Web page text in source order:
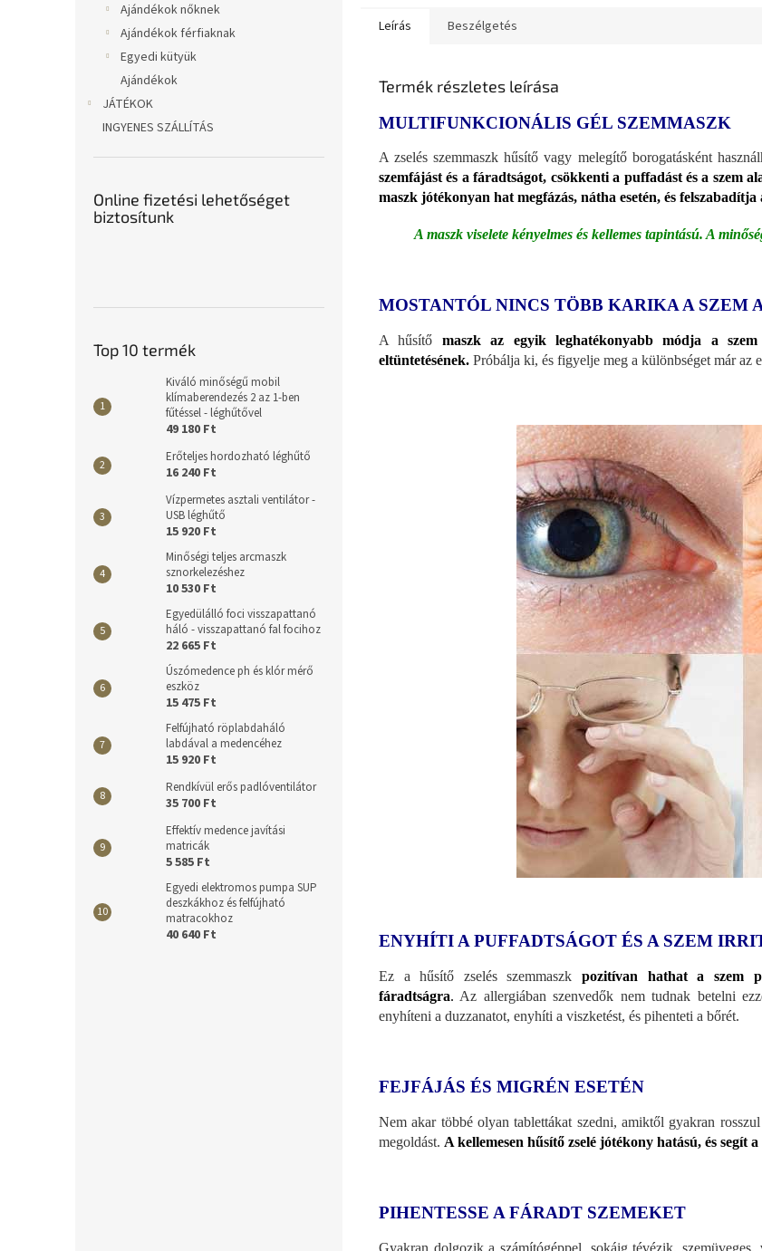
Ajándékok nőknek
Ajándékok férfiaknak
Egyedi kütyük
Ajándékok
JÁTÉKOK
INGYENES SZÁLLÍTÁS
Online fizetési lehetőséget
biztosítunk
Top 10 termék
Kiváló minőségű mobil
klímaberendezés 2 az 1-ben
fűtéssel - léghűtővel
49 180 Ft
Erőteljes hordozható léghűtő
16 240 Ft
Vízpermetes asztali ventilátor -
USB léghűtő
15 920 Ft
Minőségi teljes arcmaszk
sznorkelezéshez
10 530 Ft
Egyedülálló foci visszapattanó
háló - visszapattanó fal focihoz
22 665 Ft
Úszómedence ph és klór mérő
eszköz
15 475 Ft
Felfújható röplabdaháló
labdával a medencéhez
15 920 Ft
Rendkívül erős padlóventilátor
35 700 Ft
Effektív medence javítási
matricák
5 585 Ft
Egyedi elektromos pumpa SUP
deszkákhoz és felfújható
matracokhoz
40 640 Ft
Leírás Beszélgetés
Termék részletes leírása
MULTIFUNKCIONÁLIS GÉL SZEMMASZK
A zselés szemmaszk hűsítő vagy melegítő borogatásként
szemfájást és a fáradtságot, csökkenti a puffadást és a szem
maszk jótékonyan hat megfázás, nátha esetén, és
A maszk viselete kényelmes és kellemes tapintású. A
MOSTANTÓL NINCS TÖBB KARIKA A SZEM
A hűsítő maszk az egyik leghatékonyabb módja a
eltüntetésének. Próbálja ki, és figyelje meg a különbséget már az
ENYHÍTI A PUFFADTSÁGOT ÉS A SZEM
Ez a hűsítő zselés szemmaszk pozitívan hathat a szem
fáradtságra. Az allergiában szenvedők nem tudnak betelni
enyhíteni a duzzanatot, enyhíti a viszketést, és pihenteti a bőrét.
FEJFÁJÁS ÉS MIGRÉN ESETÉN
Nem akar többé olyan tablettákat szedni, amiktől gyakran
megoldást. A kellemesen hűsítő zselé jótékony hatású, és segít
PIHENTESSE A FÁRADT SZEMEKET
Gyakran dolgozik a számítógéppel, sokáig tévézik,